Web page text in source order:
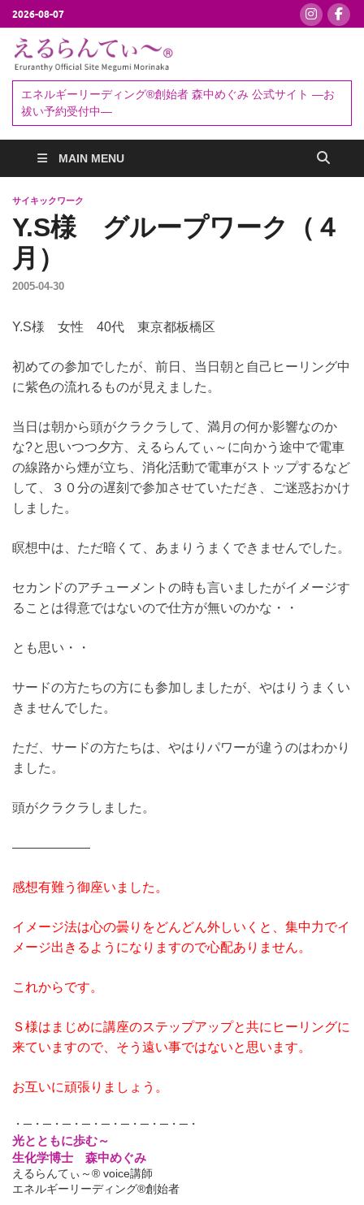
2026-08-07
ぃ～®
予約受付中
エネルギーリーディング®創始者 森中めぐみ 公式サイト ―お
祓い予約受付中―
MAIN MENU
サイキックワーク
Y.S様 グループワーク（４
月）
2005-04-30
Y.S様 女性 40代 東京都板橋区
初めての参加でしたが、前日、当日朝と自己ヒーリング中
に紫色の流れるものが見えました。
当日は朝から頭がクラクラして、満月の何か影響なのか
な?と思いつつ夕方、えるらんてぃ～に向かう途中で電車
の線路から煙が立ち、消化活動で電車がストップするなど
して、３０分の遅刻で参加させていただき、ご迷惑おかけ
しました。
瞑想中は、ただ暗くて、あまりうまくできませんでした。
セカンドのアチューメントの時も言いましたがイメージす
ることは得意ではないので仕方が無いのかな・・
とも思い・・
サードの方たちの方にも参加しましたが、やはりうまくい
きませんでした。
ただ、サードの方たちは、やはりパワーが違うのはわかり
ました。
頭がクラクラしました。
——————
感想有難う御座いました。
イメージ法は心の曇りをどんどん外しいくと、集中力でイ
メージ出きるようになりますので心配ありません。
これからです。
Ｓ様はまじめに講座のステップアップと共にヒーリングに
来ていますので、そう遠い事ではないと思います。
お互いに頑張りましょう。
・─・─・─・─・─・─・─・─・─・
光とともに歩む～
生化学博士 森中めぐみ
えるらんてぃ～® voice講師
エネルギーリーディング®創始者